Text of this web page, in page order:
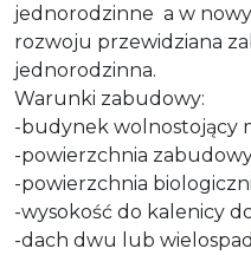
jednorodzinne a w
rozwoju przewidziana
jednorodzinna.
Warunki zabudowy:
-budynek wolnostojący
-powierzchnia
-powierzchnia
-wysokość do kalenicy
-dach dwu lub